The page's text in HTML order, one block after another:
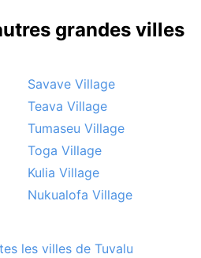
grandes villes
Savave Village
Teava Village
Tumaseu Village
Toga Village
Kulia Village
Nukualofa Village
les villes de Tuvalu